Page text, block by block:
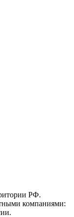
РФ.
компаниями: